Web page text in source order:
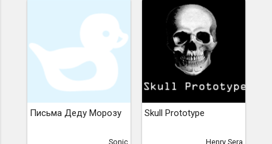
Письма Деду Морозу
Sonic
Skull Prototype
Henry Sera